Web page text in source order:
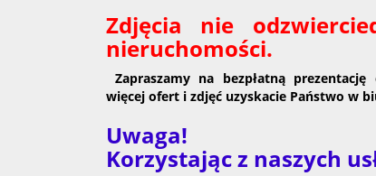
Zdjęcia nie
nieruchomości.
Zapraszamy na bezpłatną
więcej ofert i zdjęć uzyskacie Państwo w
Uwaga!
Korzystając z naszych